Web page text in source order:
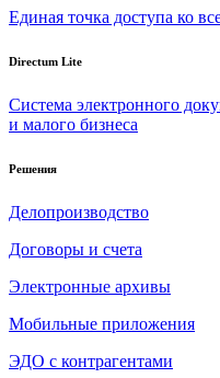
Единая точка доступа ко
Directum Lite
Система электронного
и малого бизнеса
Решения
Делопроизводство
Договоры и счета
Электронные архивы
Мобильные приложения
ЭДО с контрагентами